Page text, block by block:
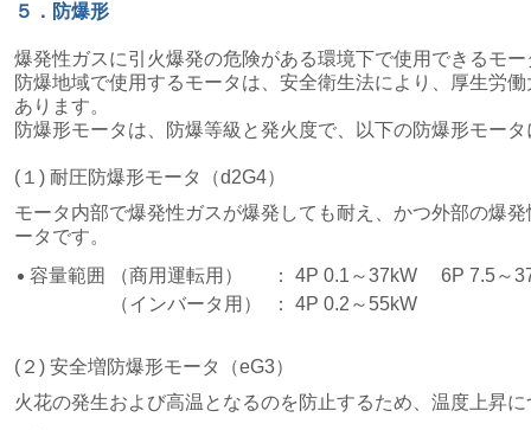
５．防爆形
爆発性ガスに引火爆発の危険がある環境下で使用できるモー
防爆地域で使用するモータは、安全衛生法により、厚生労
あります。
防爆形モータは、防爆等級と発火度で、以下の防爆形モー
(１) 耐圧防爆形モータ（d2G4）
モータ内部で爆発性ガスが爆発しても耐え、かつ外部の爆
ータです。
容量範囲
（商用運転用） ： 4P 0.1～37kW
6P 7.5～
（インバータ用）
： 4P 0.2～55kW
(２) 安全増防爆形モータ（eG3）
火花の発生および高温となるのを防止するため、温度上昇